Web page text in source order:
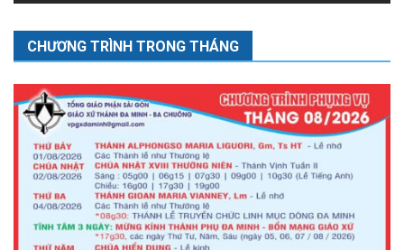
CHƯƠNG TRÌNH TRONG THÁNG